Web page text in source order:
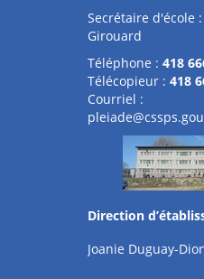
Secrétaire d'école
Girouard
Téléphone : 418
Télécopieur : 418
Courriel :
Direction
Joanie Duguay-